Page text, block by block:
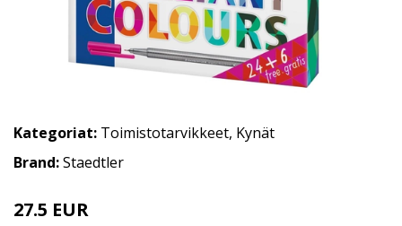
Kategoriat: Toimistotarvikkeet, Kynät
Brand:Staedtler
27.5 EUR